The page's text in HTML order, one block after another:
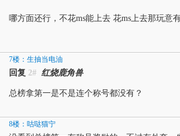
哪方面还行，不花ms能上去 花ms上去那玩意
7楼：生抽当电油
回复 2# 红烧鹿角兽
总榜拿第一是不是连个称号都没有？
8楼：咕哒猫宁